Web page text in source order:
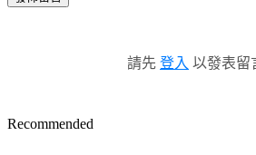
請先 登入 以發表留
Recommended